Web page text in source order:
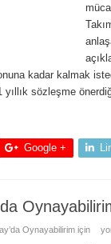
kadar kalmak
sözleşme
Google +
Oynayabilirim için